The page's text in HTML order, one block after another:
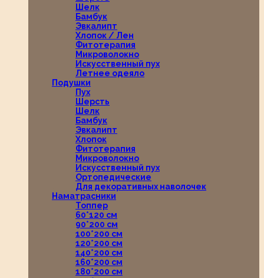
Шелк
Бамбук
Эвкалипт
Хлопок / Лен
Фитотерапия
Микроволокно
Искусственный пух
Летнее одеяло
Подушки
Пух
Шерсть
Шелк
Бамбук
Эвкалипт
Хлопок
Фитотерапия
Микроволокно
Искусственный пух
Ортопедические
Для декоративных наволочек
Наматрасники
Топпер
60*120 см
90*200 см
100*200 см
120*200 см
140*200 см
160*200 см
180*200 см